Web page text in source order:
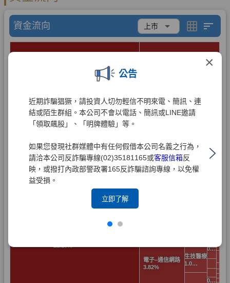
×
公告
近期詐騙猖獗，請投資人切勿輕信不明來電、簡訊、連
結或陌生群組。本公司不會以電話、簡訊或LINE邀請
「領取飆股」、「明牌體驗」等。
如果您發現社群媒體中有任何假借本公司名義之行為，
請洽本公司反詐騙專線(02)35181165或客服信箱反
映，或撥打內政部警政署165反詐騙諮詢專線，以免權
益受損。
立即了解